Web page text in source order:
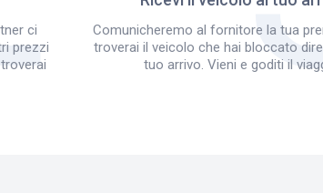
ci
prezzi
Comunicheremo al fornitore la tua
troverai il veicolo che hai bloccato
tuo arrivo. Vieni e goditi il